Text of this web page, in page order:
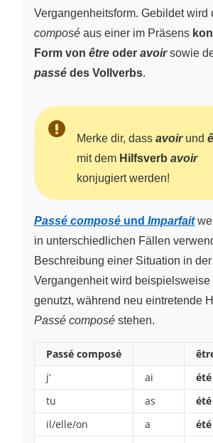
Vergangenheitsform. Gebildet wird
composé aus einer im Präsens
Form von être oder avoirsowie
passé des Vollverbs.
Merke dir, dass avoirund
mit dem Hilfsverb avoir
konjugiert werden!
Passé composé und Imparfait
in unterschiedlichen Fällen
Beschreibung einer Situation in der
Vergangenheit wird beispielsweise
genutzt, während neu eintretende
Passé composé stehen.
Passé composé
j’
ai été
tu
as été
il/elle/on
a été